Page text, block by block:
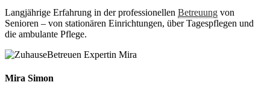
Langjährige Erfahrung in der professionellen Betreuung von
Senioren – von stationären Einrichtungen, über Tagespflegen und
die ambulante Pflege.
Mira Simon